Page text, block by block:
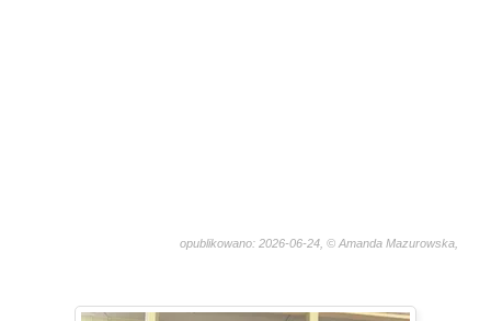
opublikowano: 2026-06-24, © Amanda Mazurowska,